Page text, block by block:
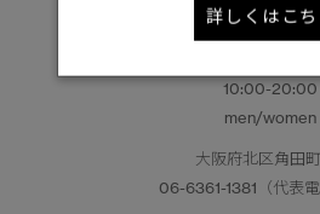
▼阪急うめだ本店 3F POP
10:00-20:00
men/women
大阪府北区角田
06-6361-1381（代表電
詳しくはこち